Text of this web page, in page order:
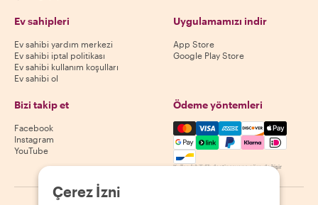
Ev sahipleri
Ev sahibi yardım merkezi
Ev sahibi iptal politikası
Ev sahibi kullanım koşulları
Ev sahibi ol
Uygulamamızı indir
App Store
Google Play Store
Bizi takip et
Facebook
Instagram
YouTube
Ödeme yöntemleri
Mastercard, Visa, Amex,
Kullanılabilirlik destinasyona göre değişir
Çerez İzni